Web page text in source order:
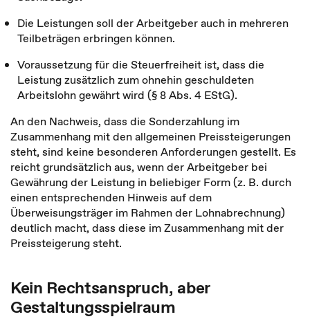
Die Leistungen soll der Arbeitgeber auch in mehreren
Teilbeträgen erbringen können.
Voraussetzung für die Steuerfreiheit ist, dass die
Leistung zusätzlich zum ohnehin geschuldeten
Arbeitslohn gewährt wird (§ 8 Abs. 4 EStG).
An den Nachweis, dass die Sonderzahlung im
Zusammenhang mit den allgemeinen Preissteigerungen
steht, sind keine besonderen Anforderungen gestellt. Es
reicht grundsätzlich aus, wenn der Arbeitgeber bei
Gewährung der Leistung in beliebiger Form (z. B. durch
einen entsprechenden Hinweis auf dem
Überweisungsträger im Rahmen der Lohnabrechnung)
deutlich macht, dass diese im Zusammenhang mit der
Preissteigerung steht.
Kein Rechtsanspruch, aber
Gestaltungsspielraum